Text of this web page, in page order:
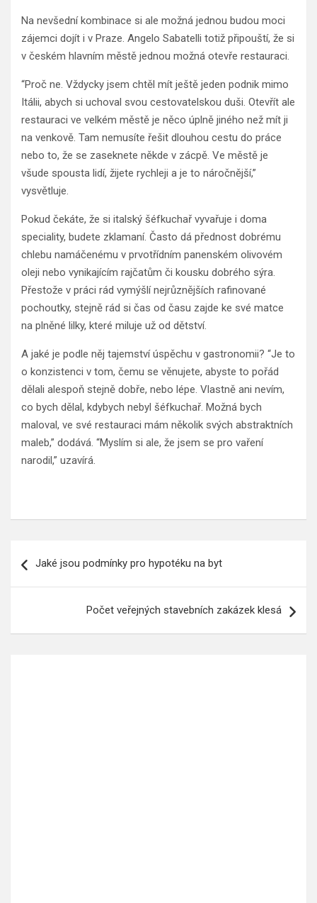
Na nevšední kombinace si ale možná jednou budou moci
zájemci dojít i v Praze. Angelo Sabatelli totiž připouští, že si
v českém hlavním městě jednou možná otevře restauraci.
“Proč ne. Vždycky jsem chtěl mít ještě jeden podnik mimo
Itálii, abych si uchoval svou cestovatelskou duši. Otevřít ale
restauraci ve velkém městě je něco úplně jiného než mít ji
na venkově. Tam nemusíte řešit dlouhou cestu do práce
nebo to, že se zaseknete někde v zácpě. Ve městě je
všude spousta lidí, žijete rychleji a je to náročnější,”
vysvětluje.
Pokud čekáte, že si italský šéfkuchař vyvařuje i doma
speciality, budete zklamaní. Často dá přednost dobrému
chlebu namáčenému v prvotřídním panenském olivovém
oleji nebo vynikajícím rajčatům či kousku dobrého sýra.
Přestože v práci rád vymýšlí nejrůznějších rafinované
pochoutky, stejně rád si čas od času zajde ke své matce
na plněné lilky, které miluje už od dětství.
A jaké je podle něj tajemství úspěchu v gastronomii? “Je to
o konzistenci v tom, čemu se věnujete, abyste to pořád
dělali alespoň stejně dobře, nebo lépe. Vlastně ani nevím,
co bych dělal, kdybych nebyl šéfkuchař. Možná bych
maloval, ve své restauraci mám několik svých abstraktních
maleb,” dodává. “Myslím si ale, že jsem se pro vaření
narodil,” uzavírá.
proJaké jsou podmínky pro hypotéku na byt
Počet veřejných stavebních zakázek klesá